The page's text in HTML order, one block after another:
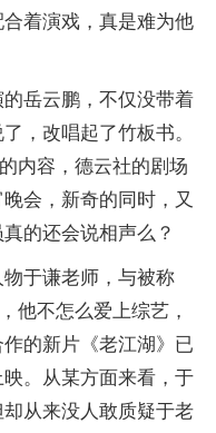
着演戏，真是难为他
岳云鹏，不仅没带着
，改唱起了竹板书。
内容，德云社的剧场
会，新奇的同时，又
的还会说相声么？
于谦老师，与被称
他不怎么爱上综艺，
的新片《老江湖》已
。从某方面来看，于
从来没人敢质疑于老